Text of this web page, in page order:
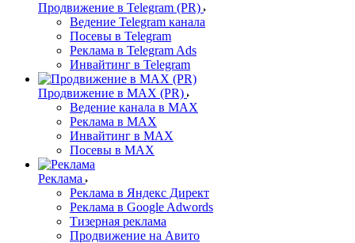
Продвижение в Telegram (PR)
Ведение Telegram канала
Посевы в Telegram
Реклама в Telegram Ads
Инвайтинг в Telegram
Продвижение в MAX (PR)
Ведение канала в MAX
Реклама в MAX
Инвайтинг в MAX
Посевы в MAX
Реклама
Реклама в Яндекс Директ
Реклама в Google Adwords
Тизерная реклама
Продвижение на Авито